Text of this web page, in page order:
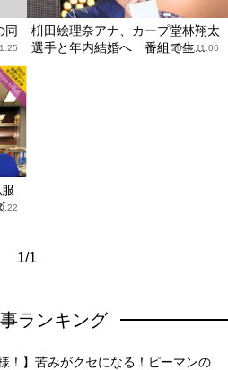
同
枡田絵理奈アナ、カープ堂林翔太
選手と年内結婚へ 番組で生...
2014.11.06
...
1/1
ランキング
！】苦みがクセになる！ピーマンの